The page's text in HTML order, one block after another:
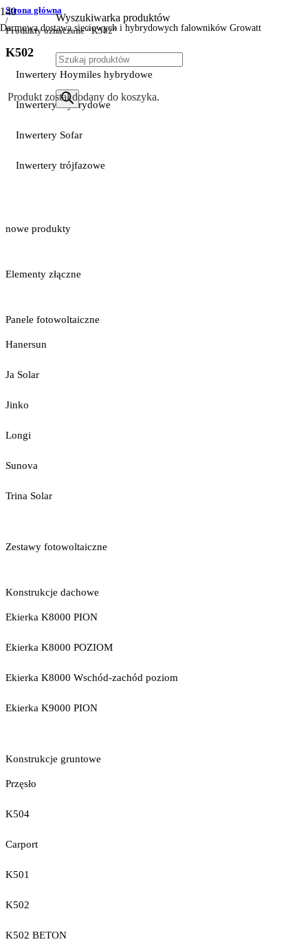
Darmowa dostawa sieciowych i hybrydowych falowników Growatt
Wyszukiwarka produktów
Produkt został dodany do koszyka.
Strona główna
/
Produkty oznaczone “K502”
K502
Inwertery Hoymiles hybrydowe
Inwertery Hybrydowe
Inwertery Sofar
Inwertery trójfazowe
nowe produkty
Elementy złączne
Panele fotowoltaiczne
Hanersun
Ja Solar
Jinko
Longi
Sunova
Trina Solar
Zestawy fotowoltaiczne
Konstrukcje dachowe
Ekierka K8000 PION
Ekierka K8000 POZIOM
Ekierka K8000 Wschód-zachód poziom
Ekierka K9000 PION
Konstrukcje gruntowe
Przęsło
K504
Carport
K501
K502
K502 BETON